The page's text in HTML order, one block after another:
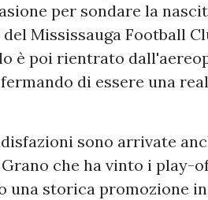
per sondare la
Mississauga Football
è poi rientrato
di essere una
sono arrivate
che ha vinto i play-
una storica promozione in